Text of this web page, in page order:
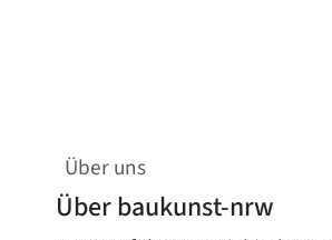
Über uns
Über baukunst-nrw